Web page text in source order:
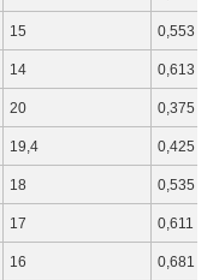
15 0,553
14 0,613
20 0,375
19,4 0,425
18 0,535
17 0,611
16 0,681